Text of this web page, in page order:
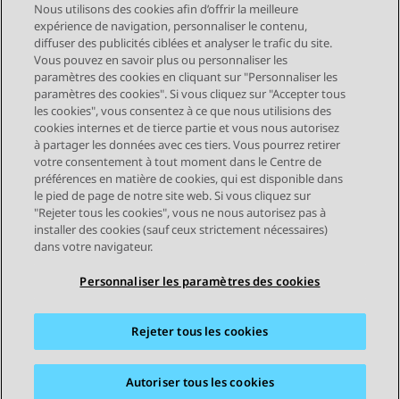
Send Feedback
Navigation par sujet
Sujet précédent Sujet suivant
STAY CONNECTED
Conditions d'utilisation
© 2026 Avaya LLC
Nous utilisons des cookies afin d’offrir la meilleure
expérience de navigation, personnaliser le contenu,
diffuser des publicités ciblées et analyser le trafic du site.
Vous pouvez en savoir plus ou personnaliser les
paramètres des cookies en cliquant sur "Personnaliser les
paramètres des cookies". Si vous cliquez sur "Accepter tous
les cookies", vous consentez à ce que nous utilisions des
cookies internes et de tierce partie et vous nous autorisez
à partager les données avec ces tiers. Vous pourrez retirer
votre consentement à tout moment dans le Centre de
préférences en matière de cookies, qui est disponible dans
le pied de page de notre site web. Si vous cliquez sur
"Rejeter tous les cookies", vous ne nous autorisez pas à
installer des cookies (sauf ceux strictement nécessaires)
dans votre navigateur.
Personnaliser les paramètres des cookies
Rejeter tous les cookies
Autoriser tous les cookies